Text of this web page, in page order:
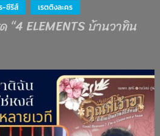
-ซีรีส์ เรตติงละคร
“4 ELEMENTS บ้านวาทิน